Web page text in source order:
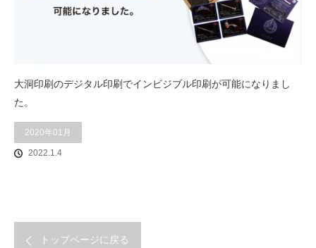
大洞印刷のデジタル印刷でインビジブル印刷が可能になりまし
た。
2020年01月
2022.1.4
トップページに戻る